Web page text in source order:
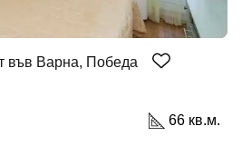
във Варна, Победа
66 кв.м.